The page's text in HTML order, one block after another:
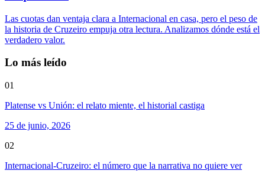
Las cuotas dan ventaja clara a Internacional en casa, pero el peso de
la historia de Cruzeiro empuja otra lectura. Analizamos dónde está el
verdadero valor.
Lo más leído
01
Platense vs Unión: el relato miente, el historial castiga
25 de junio, 2026
02
Internacional-Cruzeiro: el número que la narrativa no quiere ver